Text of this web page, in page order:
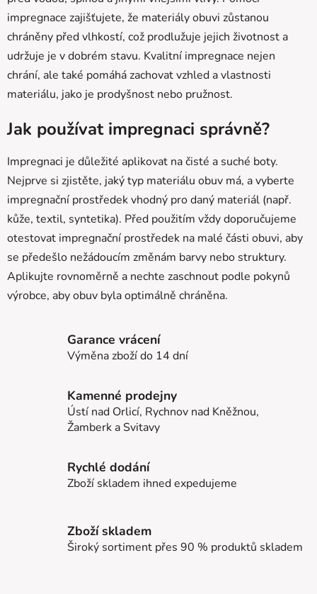
c
í
p
r
v
k
y
ý
p
i
s
u
impregnace zajišťujete, že materiály obuvi zůstanou
chráněny před vlhkostí, což prodlužuje jejich životnost a
udržuje je v dobrém stavu. Kvalitní impregnace nejen
chrání, ale také pomáhá zachovat vzhled a vlastnosti
materiálu, jako je prodyšnost nebo pružnost.
Jak používat impregnaci správně?
Impregnaci je důležité aplikovat na čisté a suché boty.
Nejprve si zjistěte, jaký typ materiálu obuv má, a vyberte
impregnační prostředek vhodný pro daný materiál (např.
kůže, textil, syntetika). Před použitím vždy doporučujeme
otestovat impregnační prostředek na malé části obuvi, aby
se předešlo nežádoucím změnám barvy nebo struktury.
Aplikujte rovnoměrně a nechte zaschnout podle pokynů
výrobce, aby obuv byla optimálně chráněna.
Garance vrácení
Výměna zboží do 14 dní
Kamenné prodejny
Ústí nad Orlicí, Rychnov nad Kněžnou,
Žamberk a Svitavy
Rychlé dodání
Zboží skladem ihned expedujeme
Zboží skladem
Široký sortiment přes 90 % produktů skladem